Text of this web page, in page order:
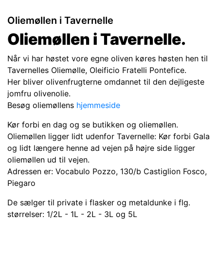
Oliemøllen i Tavernelle
Oliemøllen i Tavernelle.
Når vi har høstet vore egne oliven køres høsten hen til
Tavernelles Oliemølle, Oleificio Fratelli Pontefice.
Her bliver olivenfrugterne omdannet til den dejligeste
jomfru olivenolie.
Besøg oliemøllens hjemmeside
Kør forbi en dag og se butikken og oliemøllen.
Oliemøllen ligger lidt udenfor Tavernelle: Kør forbi Gala
og lidt længere henne ad vejen på højre side ligger
oliemøllen ud til vejen.
Adressen er: Vocabulo Pozzo, 130/b Castiglion Fosco,
Piegaro
De sælger til private i flasker og metaldunke i flg.
størrelser: 1/2L - 1L - 2L - 3L og 5L